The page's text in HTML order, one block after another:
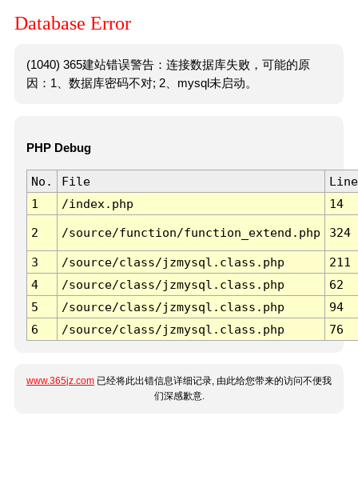
Database Error
(1040) 365建站错误警告：连接数据库失败，可能的原
因：1、数据库密码不对; 2、mysql未启动。
PHP Debug
No. File
Line
1
/index.php 14
2 /source/function/function_extend.php 324
3 /source/class/jzmysql.class.php
211
4
/source/class/jzmysql.class.php
62
5
/source/class/jzmysql.class.php
94
6
/source/class/jzmysql.class.php 76
www.365jz.com 已经将此出错信息详细记录, 由此给您带来的访问不便我
们深感歉意.